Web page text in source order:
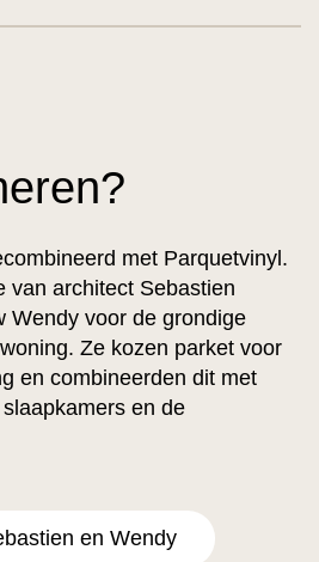
met Parquetvinyl.
van architect Sebastien
Wendy voor de grondige
Ze kozen parket voor
en combineerden dit met
en de
en Wendy